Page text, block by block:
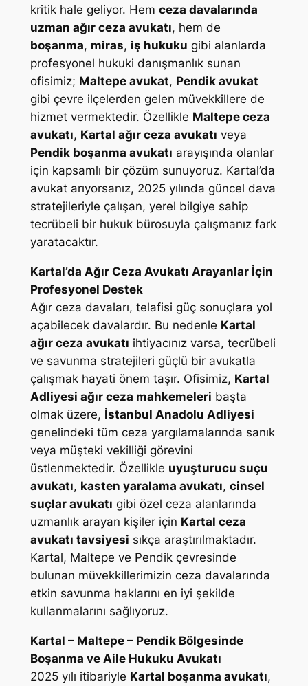
kritik hale geliyor. Hem ceza davalarında
uzman ağır ceza avukatı, hem de
boşanma, miras, iş hukuku gibi alanlarda
profesyonel hukuki danışmanlık sunan
ofisimiz; Maltepe avukat, Pendik avukat
gibi çevre ilçelerden gelen müvekkillere de
hizmet vermektedir. Özellikle Maltepe ceza
avukatı, Kartal ağır ceza avukatı veya
Pendik boşanma avukatı arayışında olanlar
için kapsamlı bir çözüm sunuyoruz. Kartal’da
avukat arıyorsanız, 2025 yılında güncel dava
stratejileriyle çalışan, yerel bilgiye sahip
tecrübeli bir hukuk bürosuyla çalışmanız fark
yaratacaktır.
Kartal’da Ağır Ceza Avukatı Arayanlar İçin
Profesyonel Destek
Ağır ceza davaları, telafisi güç sonuçlara yol
açabilecek davalardır. Bu nedenle Kartal
ağır ceza avukatı ihtiyacınız varsa, tecrübeli
ve savunma stratejileri güçlü bir avukatla
çalışmak hayati önem taşır. Ofisimiz, Kartal
Adliyesi ağır ceza mahkemeleri başta
olmak üzere, İstanbul Anadolu Adliyesi
genelindeki tüm ceza yargılamalarında sanık
veya müşteki vekilliği görevini
üstlenmektedir. Özellikle uyuşturucu suçu
avukatı, kasten yaralama avukatı, cinsel
suçlar avukatı gibi özel ceza alanlarında
uzmanlık arayan kişiler için Kartal ceza
avukatı tavsiyesi sıkça araştırılmaktadır.
Kartal, Maltepe ve Pendik çevresinde
bulunan müvekkillerimizin ceza davalarında
etkin savunma haklarını en iyi şekilde
kullanmalarını sağlıyoruz.
Kartal – Maltepe – Pendik Bölgesinde
Boşanma ve Aile Hukuku Avukatı
2025 yılı itibariyle Kartal boşanma avukatı,